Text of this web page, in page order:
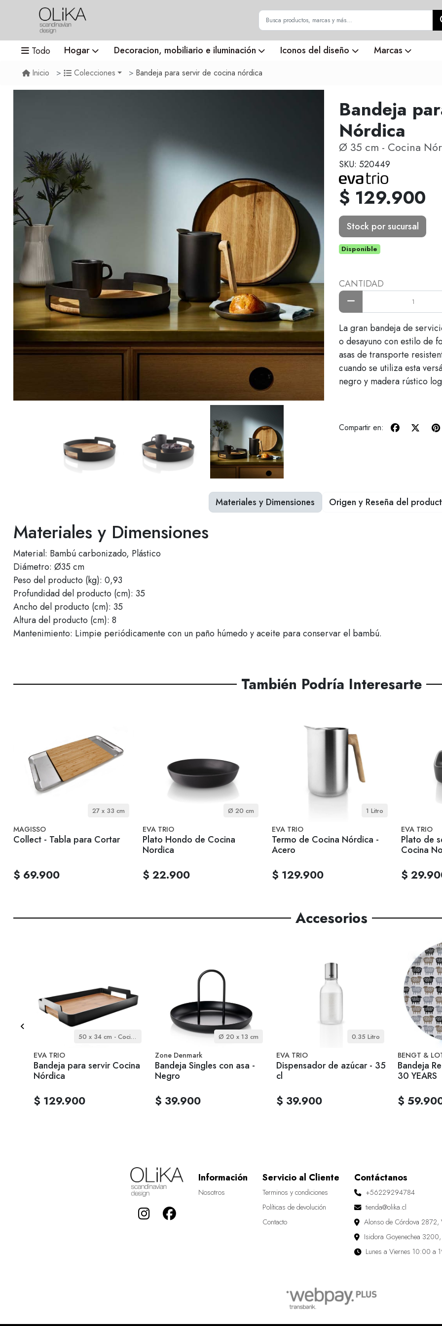
Todo Hogar Decoracion, mobiliario e iluminación Iconos del diseño Marcas
Inicio Colecciones Bandeja para servir de cocina nórdica
Bandeja
Nórdica
Ø 35 cm - Cocina
SKU: 520449
$ 129.900
Stock por sucursal
Disponible
CANTIDAD
La gran bandeja de
o desayuno con estilo de
asas de transporte
cuando se utiliza esta
negro y madera rústico
Compartir en:
Materiales y Dimensiones
Material: Bambú carbonizado, Plástico
Diámetro: Ø35 cm
Peso del producto (kg): 0,93
Profundidad del producto (cm): 35
Ancho del producto (cm): 35
Altura del producto (cm): 8
Mantenimiento: Limpie periódicamente con un paño húmedo y aceite para conservar el bambú.
Materiales y Dimensiones Origen y Reseña del
También Podría Interesarte
27 x 33 cm
MAGISSO
Collect - Tabla para Cortar
$ 69.900
Ø 20 cm
EVA TRIO
Plato Hondo de Cocina
Nordica
$ 22.900
1 Litro
EVA TRIO
Termo de Cocina Nórdica -
Acero
$ 129.900
EVA TRIO
Plato de
Cocina
$
Accesorios
50 x 34 cm - Cocina Nórdica
EVA TRIO
Bandeja para servir Cocina
Nórdica
$ 129.900
Ø 20 x 13 cm
Zone Denmark
Bandeja Singles con asa -
Negro
$ 39.900
0.35 Litro
EVA TRIO
Dispensador de azúcar - 35
cl
$ 39.900
BENGT &
Bandeja
30 YEARS
$
Información
Nosotros
Servicio al Cliente
Terminos y condiciones
Políticas de devolución
Contacto
Contáctanos
+56229294784
tienda@olika.cl
Alonso de Córdova 2872,
Isidora Goyenechea
Lunes a Viernes 10:00